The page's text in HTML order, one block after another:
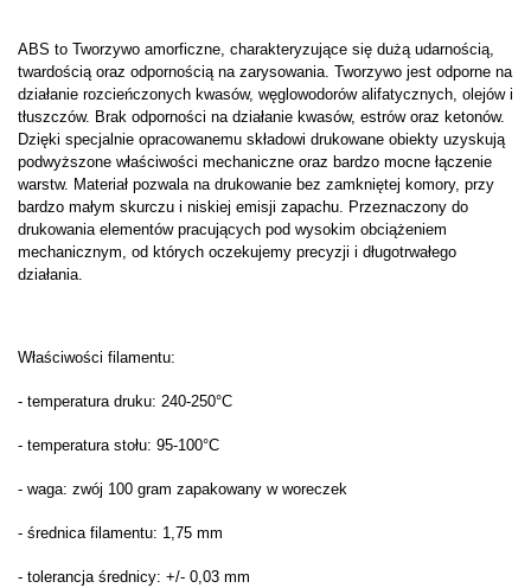
ABS to Tworzywo amorficzne, charakteryzujące się dużą udarnością,
twardością oraz odpornością na zarysowania. Tworzywo jest odporne na
działanie rozcieńczonych kwasów, węglowodorów alifatycznych, olejów i
tłuszczów. Brak odporności na działanie kwasów, estrów oraz ketonów.
Dzięki specjalnie opracowanemu składowi drukowane obiekty uzyskują
podwyższone właściwości mechaniczne oraz bardzo mocne łączenie
warstw. Materiał pozwala na drukowanie bez zamkniętej komory, przy
bardzo małym skurczu i niskiej emisji zapachu. Przeznaczony do
drukowania elementów pracujących pod wysokim obciążeniem
mechanicznym, od których oczekujemy precyzji i długotrwałego
działania.
Właściwości filamentu:
- temperatura druku: 240-250°C
- temperatura stołu: 95-100°C
- waga: zwój 100 gram zapakowany w woreczek
- średnica filamentu: 1,75 mm
- tolerancja średnicy: +/- 0,03 mm